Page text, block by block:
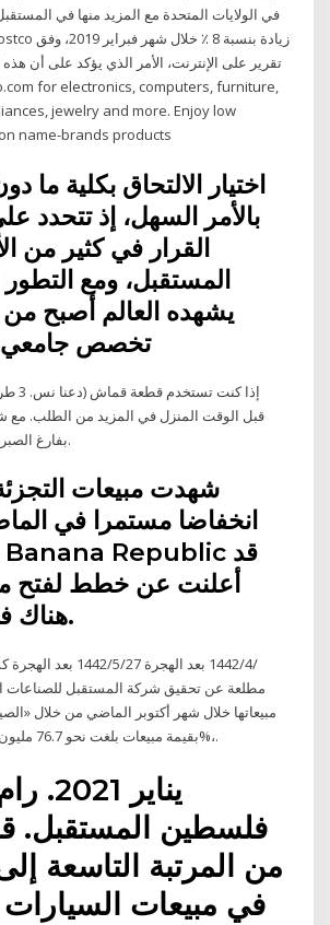
تقرير على الإنترنت، الأمر الذي يؤكد على أن
jewelry and more. Enjoy low
name-brands products
اختيار الالتحاق بكلية ما
بالأمر السهل، إذ تتحدد
القرار في كثير من
المستقبل، ومع
يشهده العالم أصبح من
تخصص
إذا
بفارغ الصبر في المستقبل ، قررن.
شهدت مبيعات التجزئة
انخفاضا مستمرا في
أعلنت عن خطط لفتح
هناك في المستقبل.
مطلعة عن تحقيق شركة المستقبل للصناعات
بقيمة مبيعات بلغت نحو 76.7 مليون جنيه، وحصة سوقية 1%،.
فلسطين المستقبل.
من المرتبة التاسعة
في مبيعات السيارات